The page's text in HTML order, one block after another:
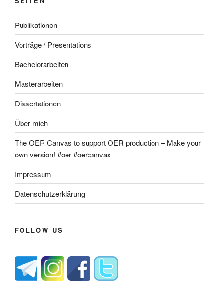
Publikationen
Vorträge / Presentations
Bachelorarbeiten
Masterarbeiten
Dissertationen
Über mich
The OER Canvas to support OER production – Make your
own version! #oer #oercanvas
Impressum
Datenschutzerklärung
FOLLOW US